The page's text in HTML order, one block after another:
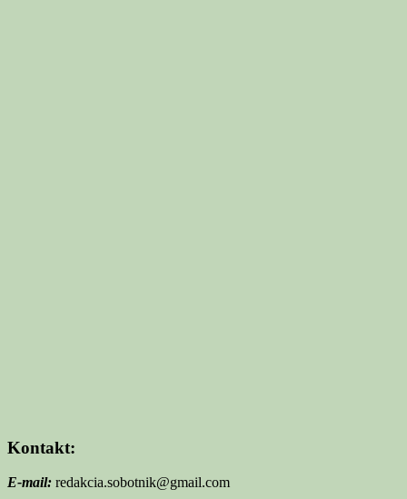
Kontakt:
E-mail: redakcia.sobotnik@gmail.com